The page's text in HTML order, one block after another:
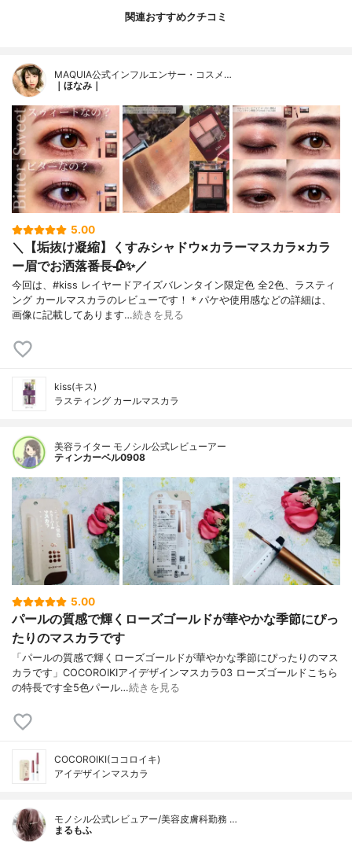
関連おすすめクチコミ
MAQUIA公式インフルエンサー・コスメ…
｜ほなみ｜
5.00
＼【垢抜け凝縮】くすみシャドウ×カラーマスカラ×カラ
ー眉でお洒落番長🥀✨／
今回は、#kiss レイヤードアイズバレンタイン限定色 全2色、ラスティ
ング カールマスカラのレビューです！＊パケや使用感などの詳細は、
画像に記載してあります…続きを見る
kiss(キス)
ラスティング カールマスカラ
美容ライター モノシル公式レビューアー
ティンカーベル0908
5.00
パールの質感で輝くローズゴールドが華やかな季節にぴっ
たりのマスカラです
「パールの質感で輝くローズゴールドが華やかな季節にぴったりのマス
カラです」COCOROIKIアイデザインマスカラ03 ローズゴールドこちら
の特長です全5色パール…続きを見る
COCOROIKI(ココロイキ)
アイデザインマスカラ
モノシル公式レビュアー/美容皮膚科勤務 …
まるもふ